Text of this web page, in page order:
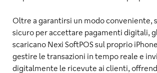
Oltre a garantirsi un modo conveniente,
sicuro per accettare pagamenti digitali,
scaricano Nexi SoftPOS sul proprio
gestire le transazioni in tempo reale e
digitalmente le ricevute ai clienti,